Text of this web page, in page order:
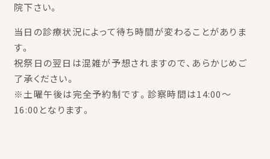
院下さい。
当日の診療状況によって待ち時間が変わることがありま
す。
祝祭日の翌日は混雑が予想されますので、あらかじめご
了承ください。
※土曜午後は完全予約制です。診察時間は14:00～
16:00となります。